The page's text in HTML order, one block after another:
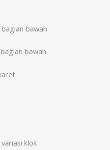
bawah
bawah
klok